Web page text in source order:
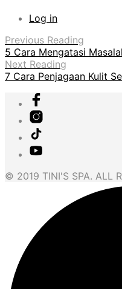
Log in
Previous Reading
5 Cara Mengatasi
Next Reading
7 Cara Penjagaan Kulit
© 2019 TINI'S SPA. ALL